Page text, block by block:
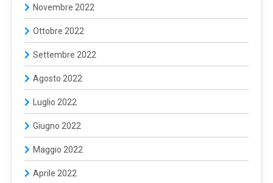
Novembre 2022
Ottobre 2022
Settembre 2022
Agosto 2022
Luglio 2022
Giugno 2022
Maggio 2022
Aprile 2022